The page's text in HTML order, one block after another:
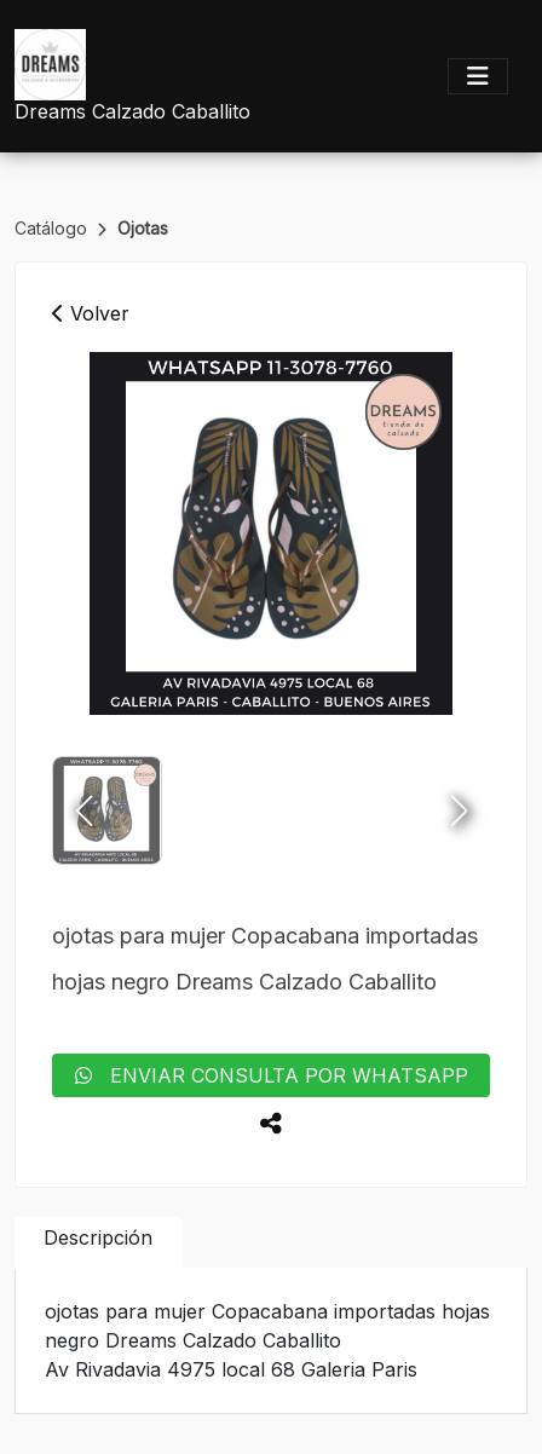
Dreams Calzado Caballito
Catálogo Ojotas
Volver
ojotas para mujer Copacabana importadas
hojas negro Dreams Calzado Caballito
ENVIAR CONSULTA POR WHATSAPP
Descripción
ojotas para mujer Copacabana importadas hojas
negro Dreams Calzado Caballito
Av Rivadavia 4975 local 68 Galeria Paris